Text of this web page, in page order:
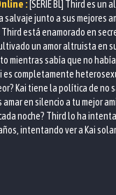
: [SERIE BL] Third es un
junto a sus mejores
está enamorado en
un amor altruista en
mientras sabía que no
es completamente
Kai tiene la política de no
en silencio a tu mejor
noche? Third lo ha
intentando ver a Kai
Pero cuando Third